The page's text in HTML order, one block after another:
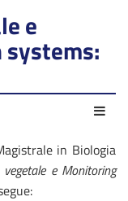
e
in Biologia
e Monitoring